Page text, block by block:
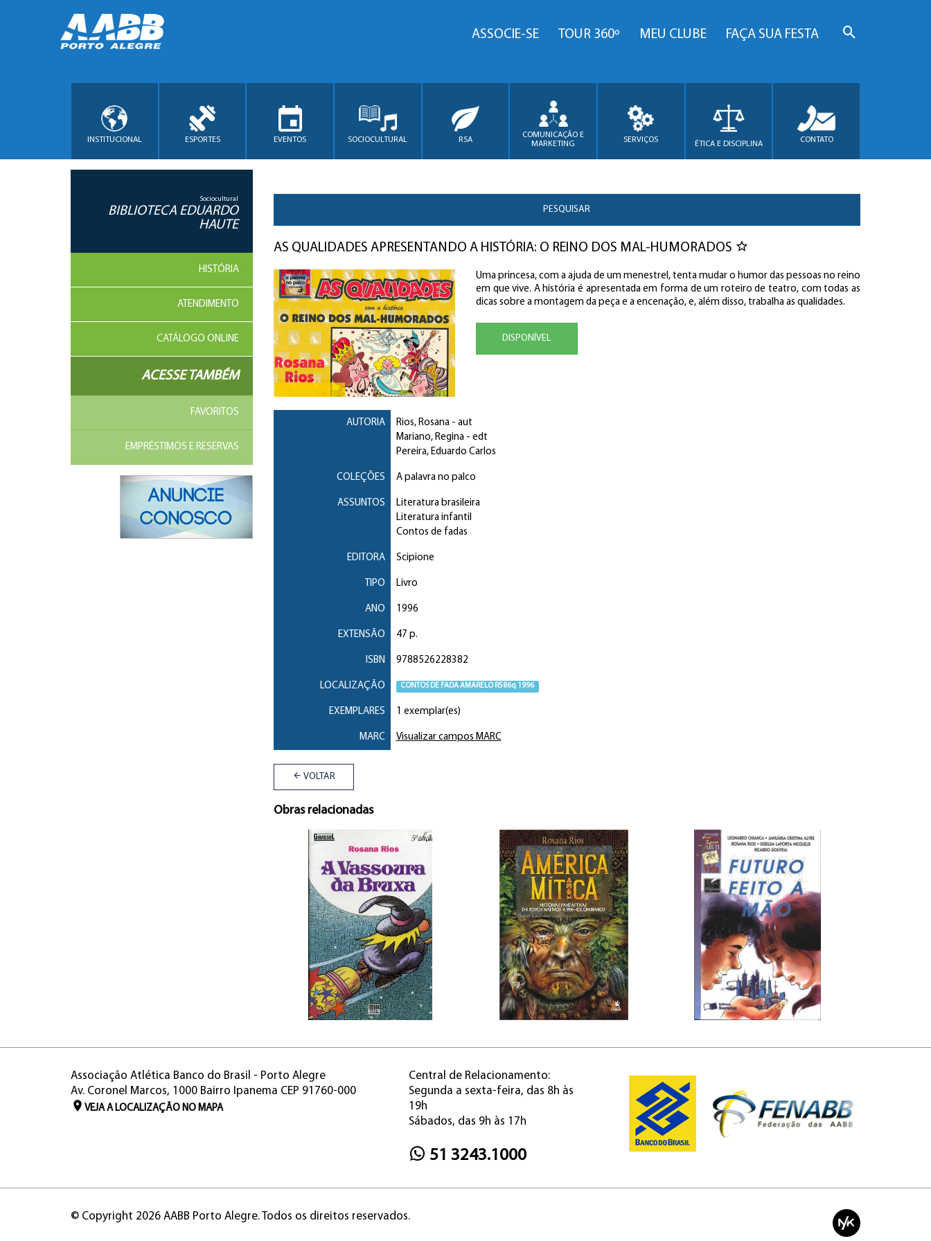
ASSOCIE-SE TOUR 360º MEU CLUBE FAÇA SUA FESTA
INSTITUCIONAL ESPORTES EVENTOS SOCIOCULTURAL RSA
COMUNICAÇÃO E
MARKETING
SERVIÇOS ÉTICA E DISCIPLINA CONTATO
Sociocultural
BIBLIOTECA EDUARDO
HAUTE
HISTÓRIA
ATENDIMENTO
CATÁLOGO ONLINE
ACESSE TAMBÉM
FAVORITOS
EMPRÉSTIMOS E RESERVAS
PESQUISAR
AS QUALIDADES APRESENTANDO A HISTÓRIA: O REINO DOS MAL-HUMORADOS
Uma princesa, com a ajuda de um menestrel, tenta mudar o humor das pessoas no reino
em que vive. A história é apresentada em forma de um roteiro de teatro, com todas as
dicas sobre a montagem da peça e a encenação, e, além disso, trabalha as qualidades.
DISPONÍVEL
AUTORIA Rios, Rosana- aut
Mariano, Regina- edt
Pereira, Eduardo Carlos
COLEÇÕES A palavra no palco
ASSUNTOS
Literatura brasileira
Literatura infantil
Contos de fadas
EDITORA Scipione
TIPO Livro
ANO 1996
EXTENSÃO 47 p.
ISBN 9788526228382
LOCALIZAÇÃO CONTOS DE FADA AMARELO R586q 1996
EXEMPLARES 1 exemplar(es)
MARC Visualizar campos MARC
VOLTAR
Obras relacionadas
Associação Atlética Banco do Brasil - Porto Alegre
Av. Coronel Marcos, 1000 Bairro Ipanema CEP 91760-000
VEJA A LOCALIZAÇÃO NO MAPA
Central de Relacionamento:
Segunda a sexta-feira, das 8h às
19h
Sábados, das 9h às 17h
51 3243.1000
© Copyright 2026 AABB Porto Alegre. Todos os direitos reservados.